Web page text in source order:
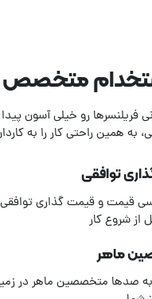
متخصص
فریلنسرها رو خیلی آسون
به همین راحتی کار را به
توافقی
قیمت و قیمت گذاری
از شروع کار
ماهر
صدها متخصصین ماهر در